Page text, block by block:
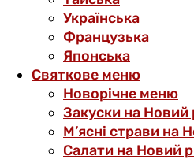
Українська
Французька
Японська
Святкове меню
Новорічне меню
Закуски на Новий
М’ясні страви на
Салати на Новий